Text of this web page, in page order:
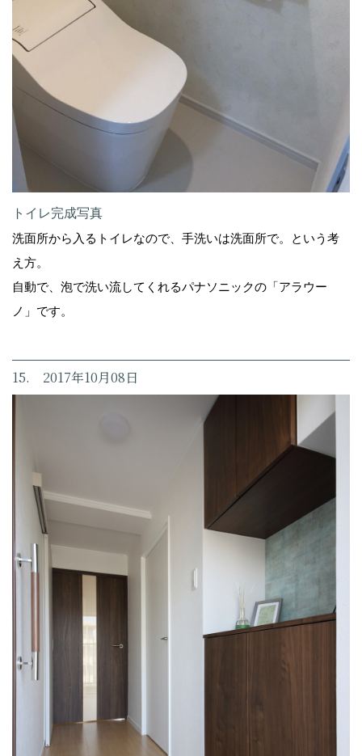
トイレ完成写真
洗面所から入るトイレなので、手洗いは洗面所で。という考
え方。
自動で、泡で洗い流してくれるパナソニックの「アラウー
ノ」です。
15. 2017年10月08日